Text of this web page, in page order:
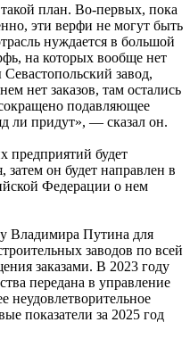
план. Во-первых, пока
эти верфи не могут быть
нуждается в большой
на которых вообще нет
Севастопольский завод,
нет заказов, там остались
подавляющее
ли придут», — сказал он.
предприятий будет
он будет направлен в
Федерации о нем
Владимира Путина для
заводов по всей
заказами. В 2023 году
передана в управление
неудовлетворительное
показатели за 2025 год